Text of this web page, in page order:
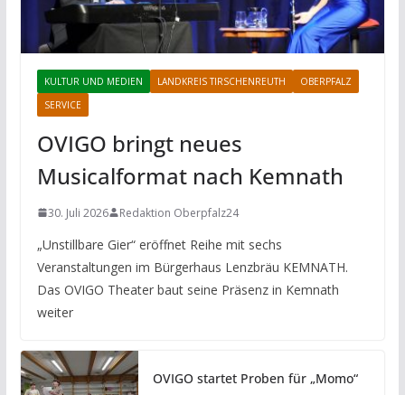
KULTUR UND MEDIEN LANDKREIS TIRSCHENREUTH
OBERPFALZ
SERVICE
OVIGO bringt neues
Musicalformat nach Kemnath
30. Juli 2026 Redaktion Oberpfalz24
„Unstillbare Gier“ eröffnet Reihe mit sechs
Veranstaltungen im Bürgerhaus Lenzbräu KEMNATH.
Das OVIGO Theater baut seine Präsenz in Kemnath
weiter
OVIGO startet Proben für „Momo“